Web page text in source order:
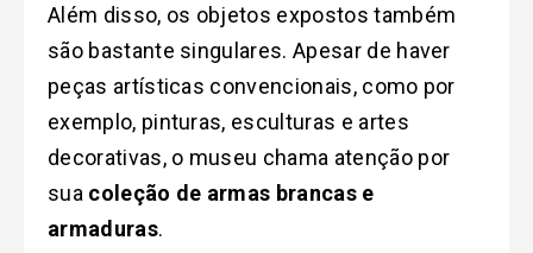
Além disso, os objetos expostos também
são bastante singulares. Apesar de haver
peças artísticas convencionais, como por
exemplo, pinturas, esculturas e artes
decorativas, o museu chama atenção por
sua coleção de armas brancas e
armaduras.